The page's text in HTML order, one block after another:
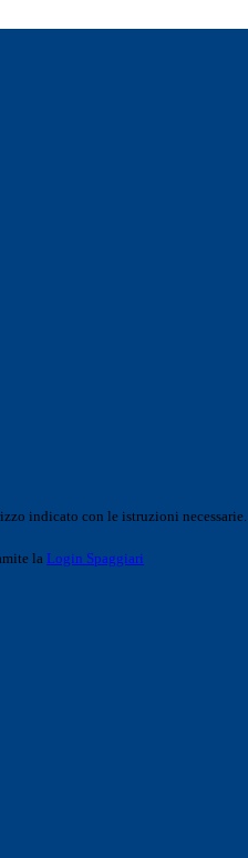
indicato con le istruzioni necessarie.
la Login Spaggiari